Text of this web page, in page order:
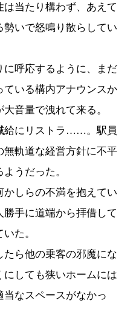
当たり構わず、あえて
いで怒鳴り散らしてい
呼応するように、まだ
ている構内アナウンスか
音量で洩れて来る。
給にリストラ……。駅員
無軌道な経営方針に不平
うだった。
しらの不満を抱えてい
手に道端から拝借して
た。
ら他の乗客の邪魔にな
しても狭いホームには
なスペースがなかっ